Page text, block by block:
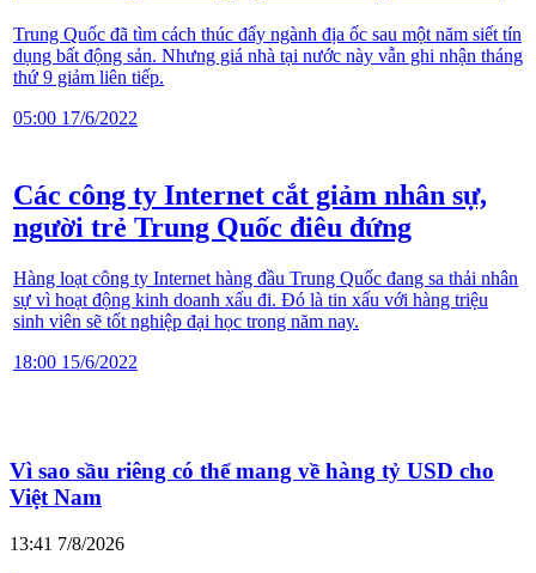
Trung Quốc đã tìm cách thúc đẩy ngành địa ốc sau một năm siết tín
dụng bất động sản. Nhưng giá nhà tại nước này vẫn ghi nhận tháng
thứ 9 giảm liên tiếp.
05:00 17/6/2022
Các công ty Internet cắt giảm nhân sự,
người trẻ Trung Quốc điêu đứng
Hàng loạt công ty Internet hàng đầu Trung Quốc đang sa thải nhân
sự vì hoạt động kinh doanh xấu đi. Đó là tin xấu với hàng triệu
sinh viên sẽ tốt nghiệp đại học trong năm nay.
18:00 15/6/2022
Vì sao sầu riêng có thể mang về hàng tỷ USD cho
Việt Nam
13:41 7/8/2026